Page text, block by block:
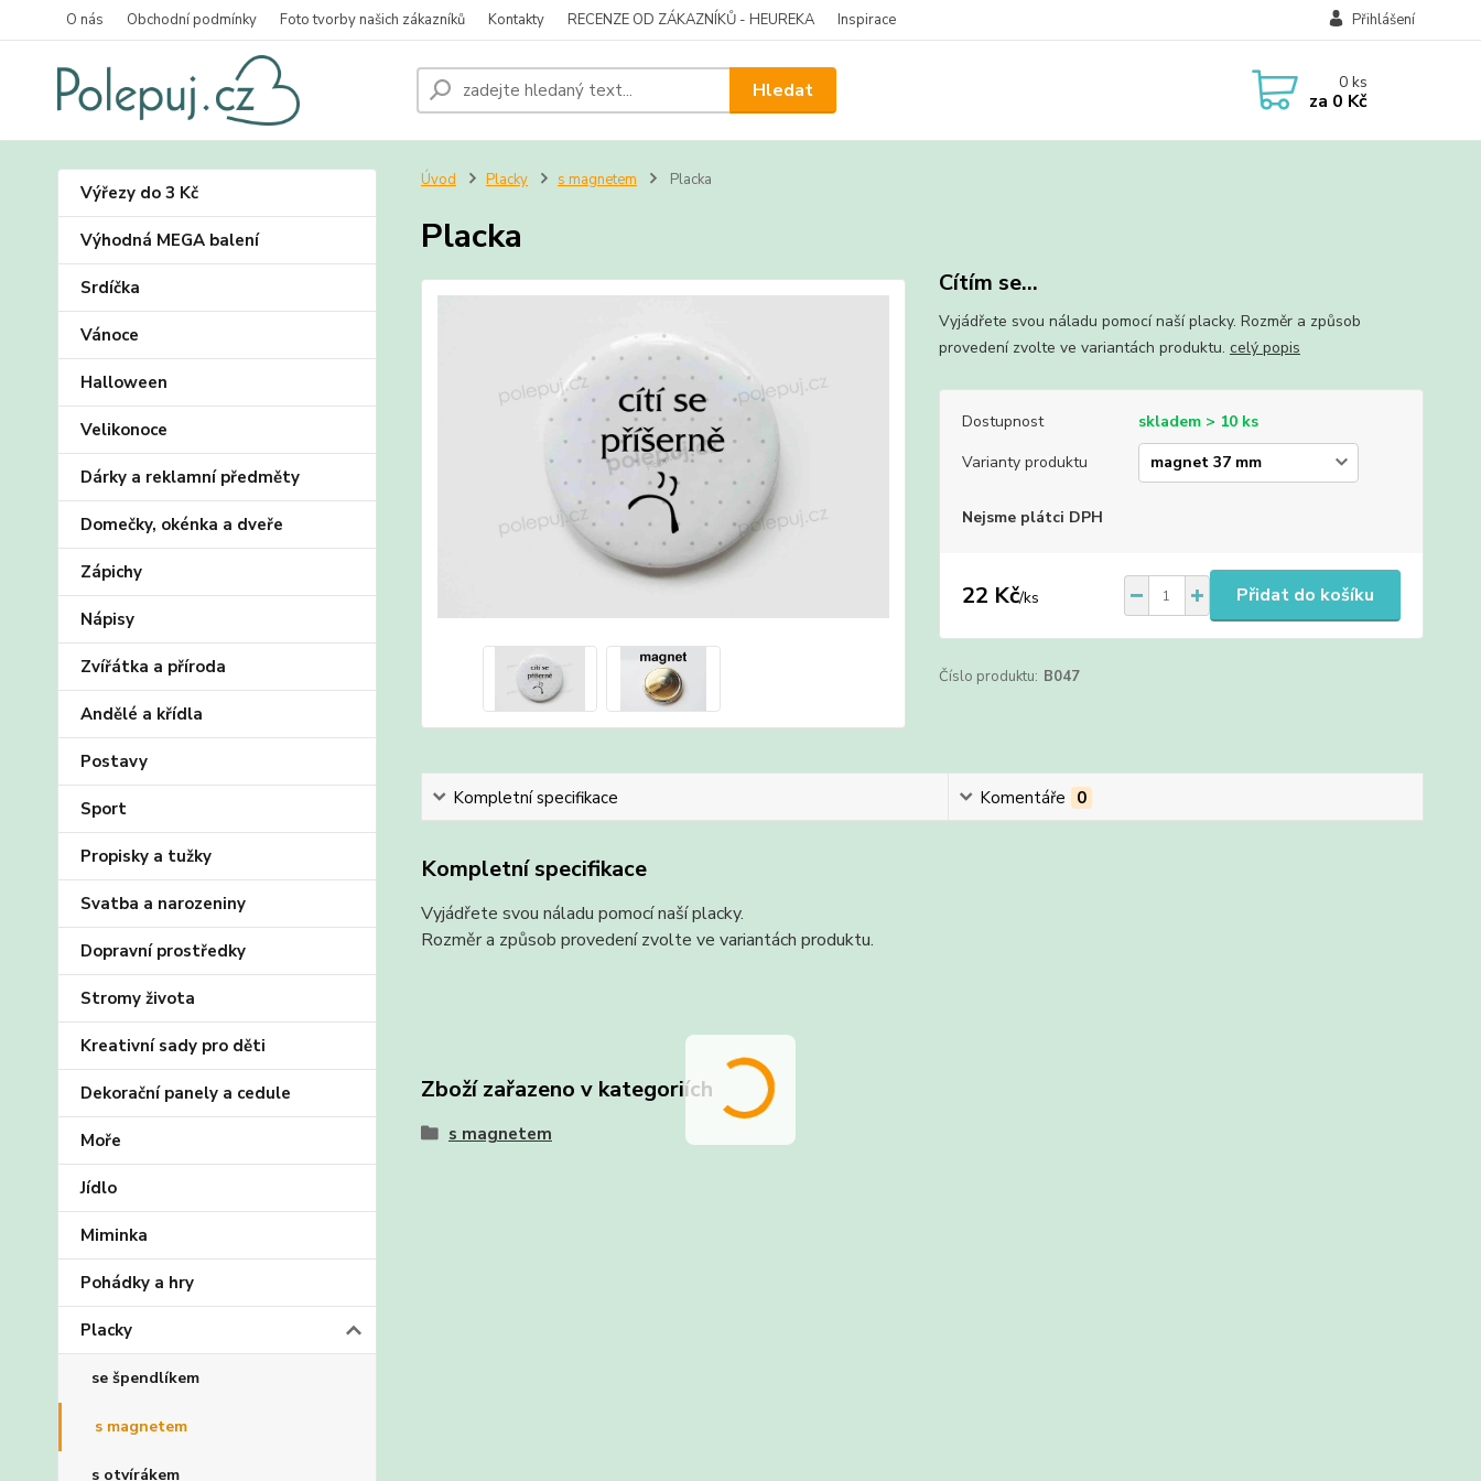
O nás Obchodní podmínky Foto tvorby našich zákazníků Kontakty RECENZE OD ZÁKAZNÍKŮ - HEUREKA Inspirace Přihlášení
Hledat 0ks
za 0 Kč
Výřezy do 3 Kč
Výhodná MEGA balení
Srdíčka
Vánoce
Halloween
Velikonoce
Dárky a reklamní předměty
Domečky, okénka a dveře
Zápichy
Nápisy
Zvířátka a příroda
Andělé a křídla
Postavy
Sport
Propisky a tužky
Svatba a narozeniny
Dopravní prostředky
Stromy života
Kreativní sady pro děti
Dekorační panely a cedule
Moře
Jídlo
Miminka
Pohádky a hry
Placky
se špendlíkem
s magnetem
s otvírákem
Úvod Placky s magnetem Placka
Placka
Cítím se...
Vyjádřete svou náladu pomocí naší placky. Rozměr a způsob
provedení zvolte ve variantách produktu. celý popis
Dostupnost
skladem > 10 ks
Varianty produktu
Nejsme plátci DPH
22 Kč/ks Přidat do košíku
Číslo produktu: B047
Kompletní specifikace Komentáře 0
Kompletní specifikace
Vyjádřete svou náladu pomocí naší placky.
Rozměr a způsob provedení zvolte ve variantách produktu.
Zboží zařazeno v kategoriích
s magnetem